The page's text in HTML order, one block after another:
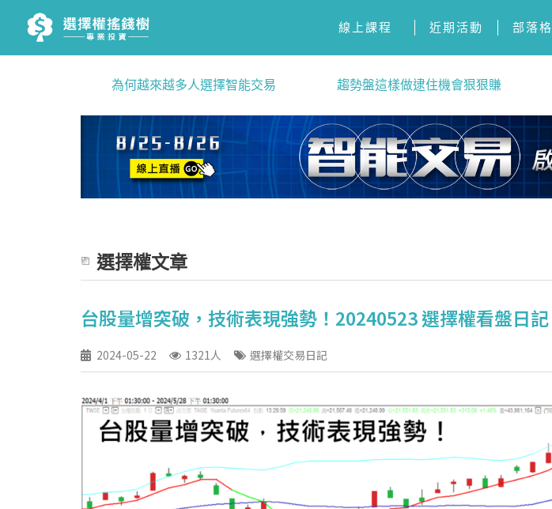
線上課程 近期活動 部落格
為何越來越多人選擇智能交易 趨勢盤這樣做逮住機會狠狠賺
選擇權文章
台股量增突破，技術表現強勢！20240523 選擇權看盤日記
2024-05-22 1321人 選擇權交易日記